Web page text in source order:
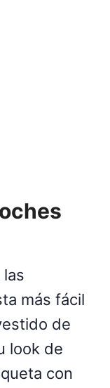
las
más fácil
de
look de
con